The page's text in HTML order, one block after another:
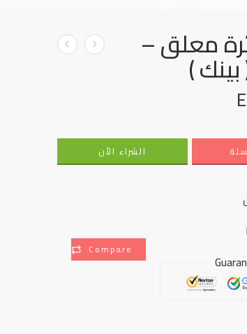
معلق –
الشراء الأن
Compare